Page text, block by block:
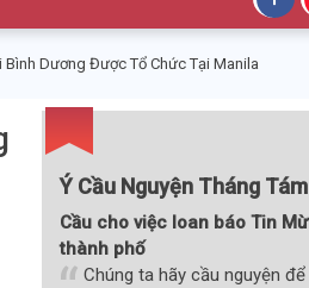
Bình Dương Được Tổ Chức Tại Manila
Ý Cầu Nguyện Tháng
Cầu cho việc loan báo Tin
thành phố
Chúng ta hãy cầu nguyện